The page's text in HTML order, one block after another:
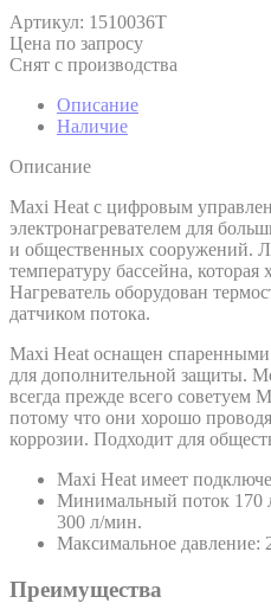
Артикул: 1510036T
Цена по запросу
Снят с производства
Описание
Наличие
Описание
Maxi Heat с цифровым
электронагревателем для
и общественных сооружений.
температуру бассейна,
Нагреватель оборудован
датчиком потока.
Maxi Heat оснащен
для дополнительной защиты.
всегда прежде всего советуем
потому что они хорошо
коррозии. Подходит для
Maxi Heat имеет
Минимальный поток 170
300 л/мин.
Максимальное давление:
Преимущества